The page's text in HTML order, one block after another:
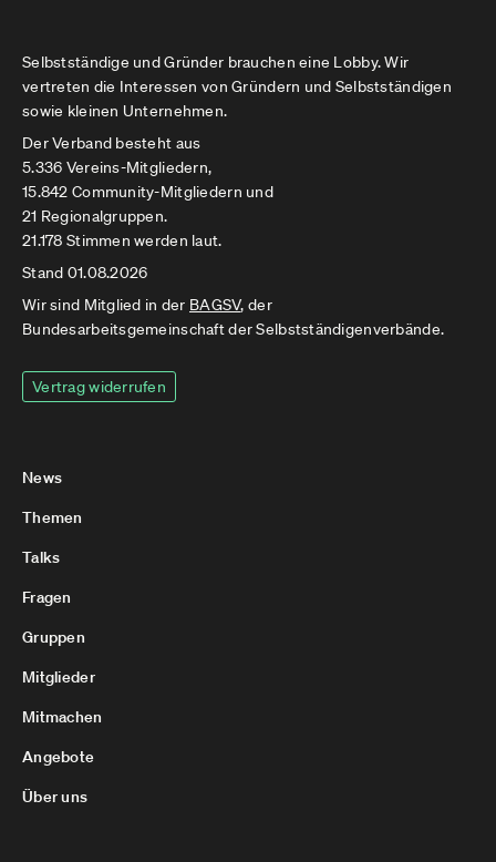
Selbstständige und Gründer brauchen eine Lobby. Wir
vertreten die Interessen von Gründern und Selbstständigen
sowie kleinen Unternehmen.
Der Verband besteht aus
5.336 Vereins-Mitgliedern,
15.842 Community-Mitgliedern und
21 Regionalgruppen.
21.178 Stimmen werden laut.
Stand 01.08.2026
Wir sind Mitglied in der BAGSV, der
Bundesarbeitsgemeinschaft der Selbstständigenverbände.
Vertrag widerrufen
News
Themen
Talks
Fragen
Gruppen
Mitglieder
Mitmachen
Angebote
Über uns